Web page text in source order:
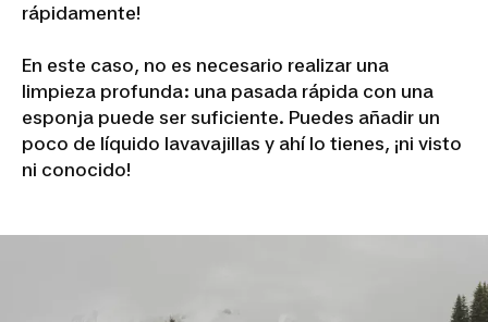
rápidamente!
En este caso, no es necesario realizar una
limpieza profunda: una pasada rápida con una
esponja puede ser suficiente. Puedes añadir un
poco de líquido lavavajillas y ahí lo tienes, ¡ni visto
ni conocido!